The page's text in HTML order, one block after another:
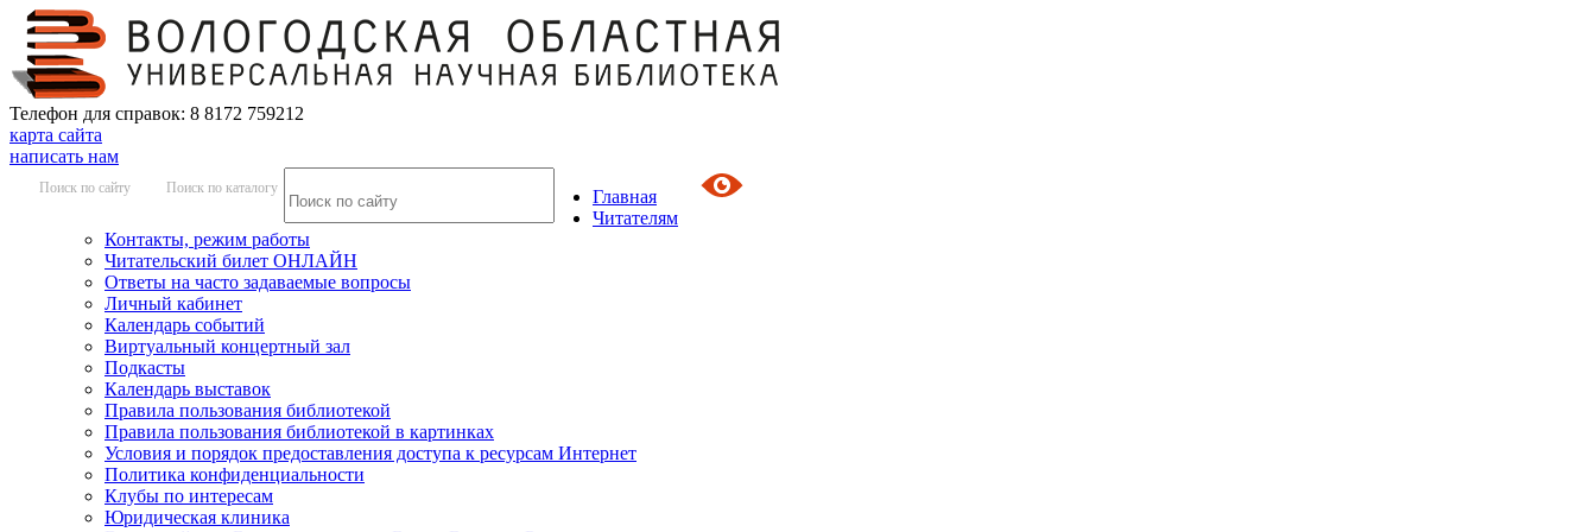
Телефон для справок: 8 8172 759212
карта сайта
написать нам
Поиск по сайту Поиск по каталогу
Главная
Читателям
Контакты, режим работы
Читательский билет ОНЛАЙН
Ответы на часто задаваемые вопросы
Личный кабинет
Календарь событий
Виртуальный концертный зал
Подкасты
Календарь выставок
Правила пользования библиотекой
Правила пользования библиотекой в картинках
Условия и порядок предоставления доступа к ресурсам Интернет
Политика конфиденциальности
Клубы по интересам
Юридическая клиника